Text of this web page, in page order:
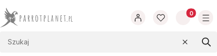
Produkty
Wyczyść